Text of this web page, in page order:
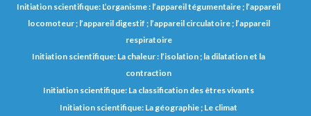
Initiation scientifique: L’organisme : l’appareil tégumentaire ; l’appareil
locomoteur ; l’appareil digestif ; l’appareil circulatoire ; l’appareil
respiratoire
Initiation scientifique: La chaleur : l’isolation ; la dilatation et la
contraction
Initiation scientifique: La classification des êtres vivants
Initiation scientifique: La géographie ; Le climat